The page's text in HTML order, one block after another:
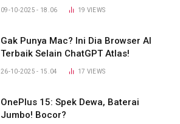
09-10-2025 - 18.06 19 VIEWS
Gak Punya Mac? Ini Dia Browser AI
Terbaik Selain ChatGPT Atlas!
26-10-2025 - 15.04 17 VIEWS
OnePlus 15: Spek Dewa, Baterai
Jumbo! Bocor?